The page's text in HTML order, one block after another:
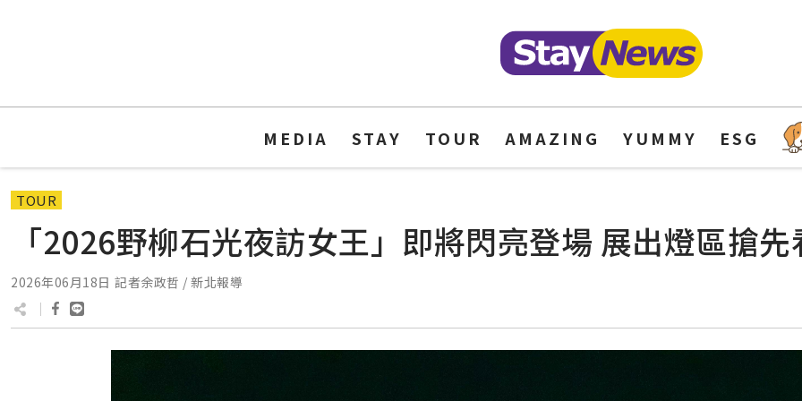
MEDIA STAY TOUR AMAZING YUMMY ESG
TOUR
「2026野柳石光夜訪女王」即將閃亮登場 展出燈區搶先
2026年06月18日 記者余政哲 / 新北報導